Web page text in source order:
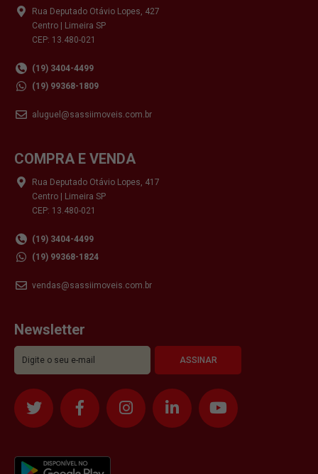
Rua Deputado Otávio Lopes, 427
Centro | Limeira SP
CEP: 13.480-021
(19) 3404-4499
(19) 99368-1809
aluguel@sassiimoveis.com.br
COMPRA E VENDA
Rua Deputado Otávio Lopes, 417
Centro | Limeira SP
CEP: 13.480-021
(19) 3404-4499
(19) 99368-1824
vendas@sassiimoveis.com.br
Newsletter